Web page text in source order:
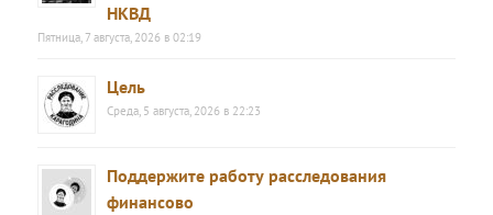
НКВД
Пятница, 7 августа, 2026 в 02:19
Цель
Среда, 5 августа, 2026 в 22:23
Поддержите работу расследования
финансово